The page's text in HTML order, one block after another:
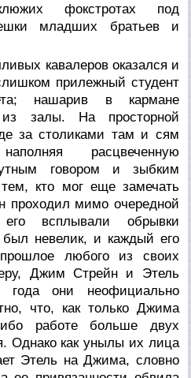
фокстротах под
младших братьев и
кавалеров оказался и
прилежный студент
нашарив в кармане
залы. На просторной
за столиками там и сям
расцвеченную
говором и зыбким
кто мог еще замечать
проходил мимо очередной
всплывали обрывки
был невелик, и каждый его
любого из своих
Джим Стрейн и Этель
они неофициально
что, как только Джима
работе больше двух
Однако как унылы их лица
Этель на Джима, словно